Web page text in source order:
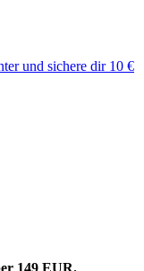
und sichere dir 10 €
149 EUR.